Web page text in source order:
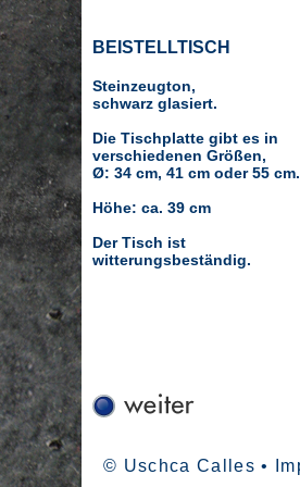
BEISTELLTISCH
Steinzeugton,
schwarz glasiert.
Die Tischplatte gibt es in
verschiedenen Größen,
Ø: 34 cm, 41 cm oder 55 cm.
Höhe: ca. 39 cm
Der Tisch ist
witterungsbeständig.
© Uschca Calles •